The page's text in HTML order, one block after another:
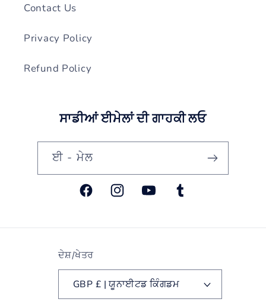
Contact Us
Privacy Policy
Refund Policy
ਸਾਡੀਆਂ ਈਮੇਲਾਂ ਦੀ ਗਾਹਕੀ ਲਓ
ਈ - ਮੇਲ
ਫੇਸਬੁੱਕ InstagramYouTubeਟਮਬਲਰ
ਦੇਸ਼/ਖੇਤਰ
GBP £ | ਯੂਨਾਈਟਡ ਕਿੰਗਡਮ